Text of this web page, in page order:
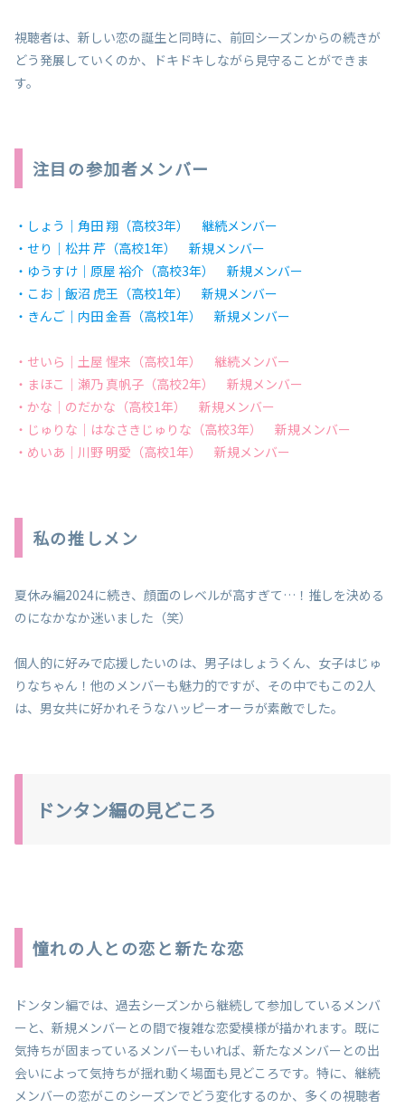
視聴者は、新しい恋の誕生と同時に、前回シーズンからの続きが
どう発展していくのか、ドキドキしながら見守ることができま
す。
注目の参加者メンバー
・しょう｜角田 翔（高校3年） 継続メンバー
・せり｜松井 芹（高校1年） 新規メンバー
・ゆうすけ｜原屋 裕介（高校3年） 新規メンバー
・こお｜飯沼 虎王（高校1年） 新規メンバー
・きんご｜内田 金吾（高校1年） 新規メンバー
・せいら｜土屋 惺来（高校1年） 継続メンバー
・まほこ｜瀬乃 真帆子（高校2年） 新規メンバー
・かな｜のだかな（高校1年） 新規メンバー
・じゅりな｜はなさきじゅりな（高校3年） 新規メンバー
・めいあ｜川野 明愛（高校1年） 新規メンバー
私の推しメン
夏休み編2024に続き、顔面のレベルが高すぎて…！推しを決める
のになかなか迷いました（笑）
個人的に好みで応援したいのは、男子はしょうくん、女子はじゅ
りなちゃん！他のメンバーも魅力的ですが、その中でもこの2人
は、男女共に好かれそうなハッピーオーラが素敵でした。
ドンタン編の見どころ
憧れの人との恋と新たな恋
ドンタン編では、過去シーズンから継続して参加しているメンバ
ーと、新規メンバーとの間で複雑な恋愛模様が描かれます。既に
気持ちが固まっているメンバーもいれば、新たなメンバーとの出
会いによって気持ちが揺れ動く場面も見どころです。特に、継続
メンバーの恋がこのシーズンでどう変化するのか、多くの視聴者